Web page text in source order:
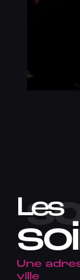
Les
Une
ville​